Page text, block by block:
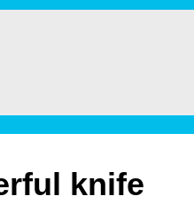
knife